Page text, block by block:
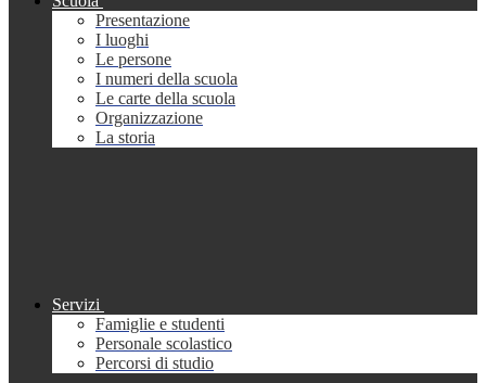
Presentazione
I luoghi
Le persone
I numeri della scuola
Le carte della scuola
Organizzazione
La storia
Servizi
Famiglie e studenti
Personale scolastico
Percorsi di studio